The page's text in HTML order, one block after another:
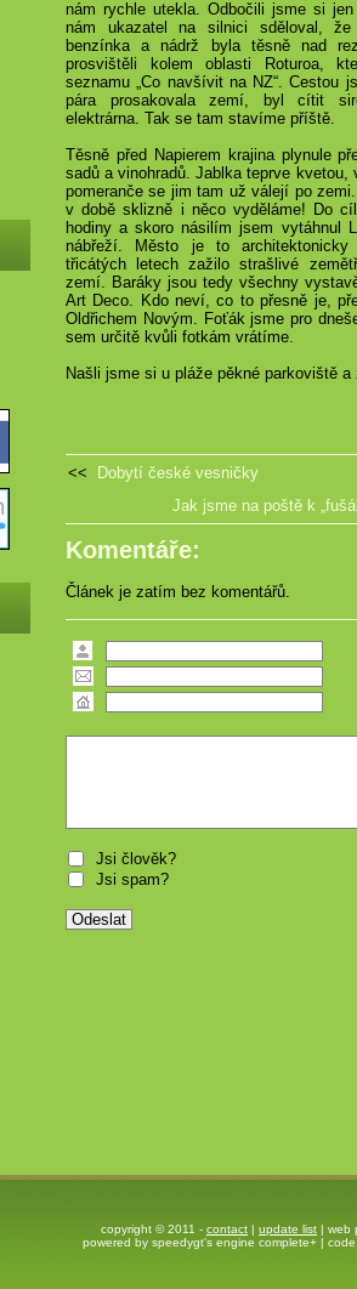
nám rychle utekla. Odbočili jsme si
nám ukazatel na silnici sděloval,
benzínka a nádrž byla těsně nad
prosvištěli kolem oblasti Roturoa,
seznamu „Co navšívit na NZ“. Cestou
pára prosakovala zemí, byl cítit
elektrárna. Tak se tam stavíme příště.
Těsně před Napierem krajina plynule
sadů a vinohradů. Jablka teprve
pomeranče se jim tam už válejí po
v době sklizně i něco vyděláme! Do
hodiny a skoro násilím jsem vytáhnul
nábřeží. Město je to
třicátých letech zažilo strašlivé
zemí. Baráky jsou tedy všechny
Art Deco. Kdo neví, co to přesně je,
Oldřichem Novým. Foťák jsme pro
sem určitě kvůli fotkám vrátíme.
Našli jsme si u pláže pěkné parkoviště
<<
Dobytí české vesničky
Jak jsme na poště k
Komentáře:
Článek je zatím bez komentářů.
Jsi člověk?
Jsi spam?
copyright © 2011 - contact | update list | web
powered by speedygt's engine complete+ |